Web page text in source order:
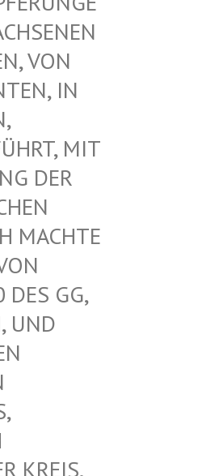
S
VON U
IN D
MIT B
DER K
K
M
A
GG, G
T
KREIS, B